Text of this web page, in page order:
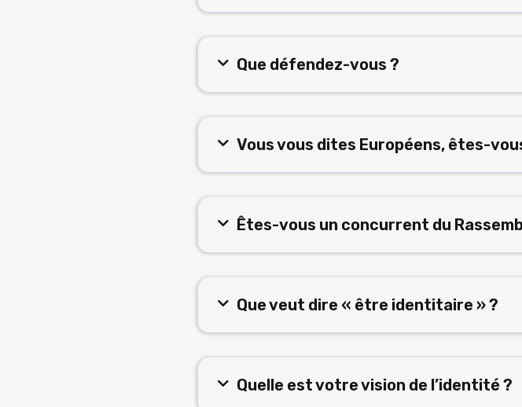
Que défendez-vous ?
Vous vous dites Européens, êtes-
Êtes-vous un concurrent du
Que veut dire « être identitaire » ?
Quelle est votre vision de l’identité ?